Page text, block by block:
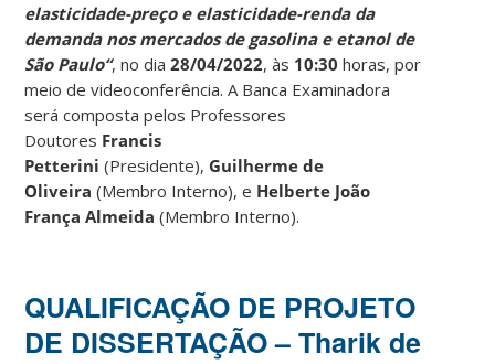
elasticidade-preço e elasticidade-renda da
demanda nos mercados de gasolina e etanol de
São Paulo“, no dia28/04/2022, às 10:30 horas, por
meio de videoconferência. A Banca Examinadora
será composta pelos Professores
Doutores Francis
Petterini (Presidente), Guilherme de
Oliveira (Membro Interno), e Helberte João
França Almeida(Membro Interno).
QUALIFICAÇÃO DE PROJETO
DE DISSERTAÇÃO – Tharik de